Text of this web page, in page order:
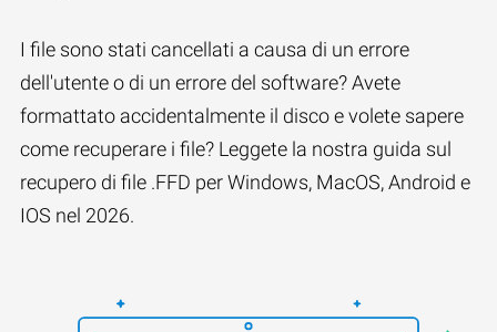
I file sono stati cancellati a causa di un errore
dell'utente o di un errore del software? Avete
formattato accidentalmente il disco e volete sapere
come recuperare i file? Leggete la nostra guida sul
recupero di file .FFD per Windows, MacOS, Android e
IOS nel 2026.